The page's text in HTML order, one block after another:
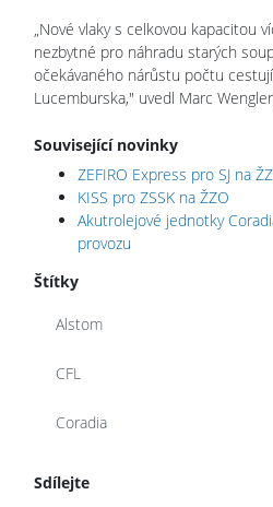
„Nové vlaky s celkovou kapacitou
nezbytné pro náhradu starých
očekávaného nárůstu počtu
Lucemburska," uvedl Marc
Související novinky
ZEFIRO Express pro SJ na
KISS pro ZSSK na ŽZO
Akutrolejové jednotky
provozu
Štítky
Alstom
CFL
Coradia
Sdílejte